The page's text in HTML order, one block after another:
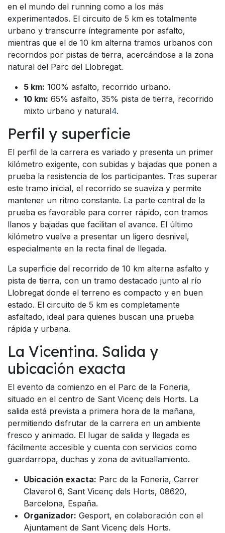
en el mundo del running como a los más
experimentados. El circuito de 5 km es totalmente
urbano y transcurre íntegramente por asfalto,
mientras que el de 10 km alterna tramos urbanos con
recorridos por pistas de tierra, acercándose a la zona
natural del Parc del Llobregat.
5 km: 100% asfalto, recorrido urbano.
10 km: 65% asfalto, 35% pista de tierra, recorrido
mixto urbano y natural4.
Perfil y superficie
El perfil de la carrera es variado y presenta un primer
kilómetro exigente, con subidas y bajadas que ponen a
prueba la resistencia de los participantes. Tras superar
este tramo inicial, el recorrido se suaviza y permite
mantener un ritmo constante. La parte central de la
prueba es favorable para correr rápido, con tramos
llanos y bajadas que facilitan el avance. El último
kilómetro vuelve a presentar un ligero desnivel,
especialmente en la recta final de llegada.
La superficie del recorrido de 10 km alterna asfalto y
pista de tierra, con un tramo destacado junto al río
Llobregat donde el terreno es compacto y en buen
estado. El circuito de 5 km es completamente
asfaltado, ideal para quienes buscan una prueba
rápida y urbana.
La Vicentina. Salida y
ubicación exacta
El evento da comienzo en el Parc de la Foneria,
situado en el centro de Sant Vicenç dels Horts. La
salida está prevista a primera hora de la mañana,
permitiendo disfrutar de la carrera en un ambiente
fresco y animado. El lugar de salida y llegada es
fácilmente accesible y cuenta con servicios como
guardarropa, duchas y zona de avituallamiento.
Ubicación exacta: Parc de la Foneria, Carrer
Claverol 6, Sant Vicenç dels Horts, 08620,
Barcelona, España.
Organizador: Gesport, en colaboración con el
Ajuntament de Sant Vicenç dels Horts.